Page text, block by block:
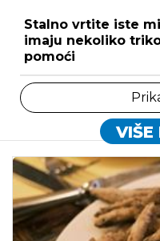
Stalno vrtite iste
imaju nekoliko
pomoći
VIŠE